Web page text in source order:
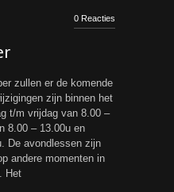
0 Reacties
zullen er de komende
zijn binnen het
t/m vrijdag van 8.00 –
8.00 – 13.00u en
De avondlessen zijn
andere momenten in
Het